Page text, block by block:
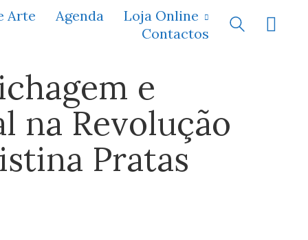
Arte Agenda
Loja Online
Contactos
e
na Revolução
Pratas